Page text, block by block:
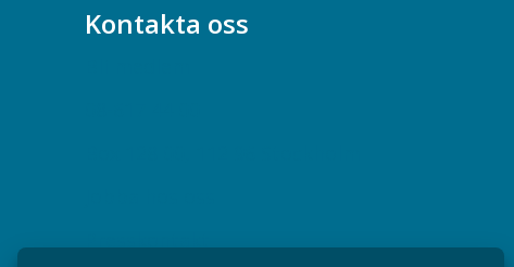
Kontakta oss